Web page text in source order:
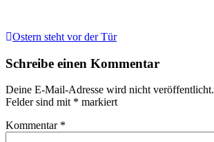
Beitragsnavigation
Ostern steht vor der Tür
Schreibe einen Kommentar
Deine E-Mail-Adresse wird nicht veröffentlicht.
Felder sind mit * markiert
Kommentar *